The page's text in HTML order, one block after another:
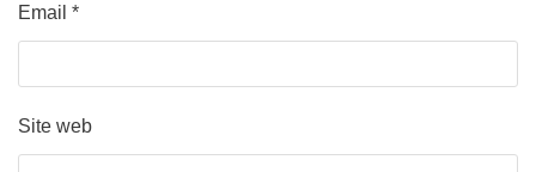
Email *
Site web